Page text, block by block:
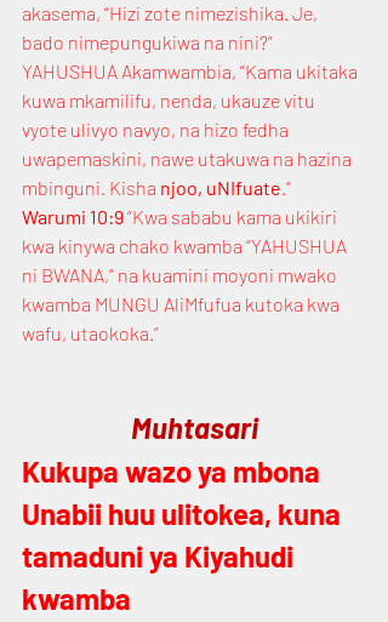
akasema, “Hizi zote nimezishika. Je,
bado nimepungukiwa na nini?”
YAHUSHUA Akamwambia, “Kama ukitaka
kuwa mkamilifu, nenda, ukauze vitu
vyote ulivyo navyo, na hizo fedha
uwapemaskini, nawe utakuwa na hazina
mbinguni. Kisha njoo, uNIfuate.”
Warumi 10:9 “Kwa sababu kama ukikiri
kwa kinywa chako kwamba “YAHUSHUA
ni BWANA,” na kuamini moyoni mwako
kwamba MUNGU AliMfufua kutoka kwa
wafu, utaokoka.”
Muhtasari
Kukupa wazo ya mbona
Unabii huu ulitokea, kuna
tamaduni ya Kiyahudi
kwamba